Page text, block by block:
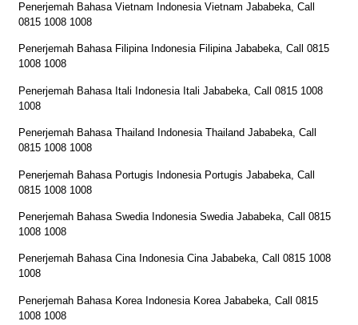
Penerjemah Bahasa Vietnam Indonesia Vietnam Jababeka, Call
0815 1008 1008
Penerjemah Bahasa Filipina Indonesia Filipina Jababeka, Call 0815
1008 1008
Penerjemah Bahasa Itali Indonesia Itali Jababeka, Call 0815 1008
1008
Penerjemah Bahasa Thailand Indonesia Thailand Jababeka, Call
0815 1008 1008
Penerjemah Bahasa Portugis Indonesia Portugis Jababeka, Call
0815 1008 1008
Penerjemah Bahasa Swedia Indonesia Swedia Jababeka, Call 0815
1008 1008
Penerjemah Bahasa Cina Indonesia Cina Jababeka, Call 0815 1008
1008
Penerjemah Bahasa Korea Indonesia Korea Jababeka, Call 0815
1008 1008